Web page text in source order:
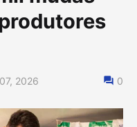
2026 0